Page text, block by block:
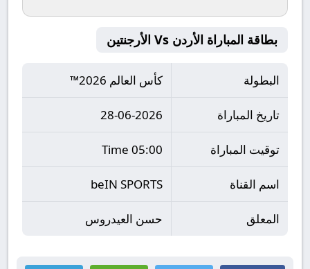
بطاقة المباراة الأردن Vs الأرجنتين
البطولة كأس العالم 2026™
تاريخ المباراة 28-06-2026
توقيت المباراة 05:00 Time
اسم القناة beIN SPORTS
المعلق حسن العيدروس